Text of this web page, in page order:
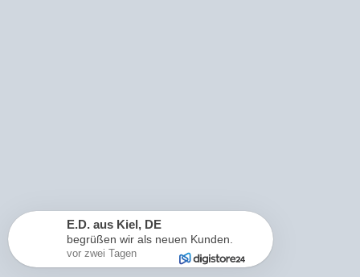
E.D. aus Kiel, DE
begrüßen wir als neuen Kunden.
vor zwei Tagen